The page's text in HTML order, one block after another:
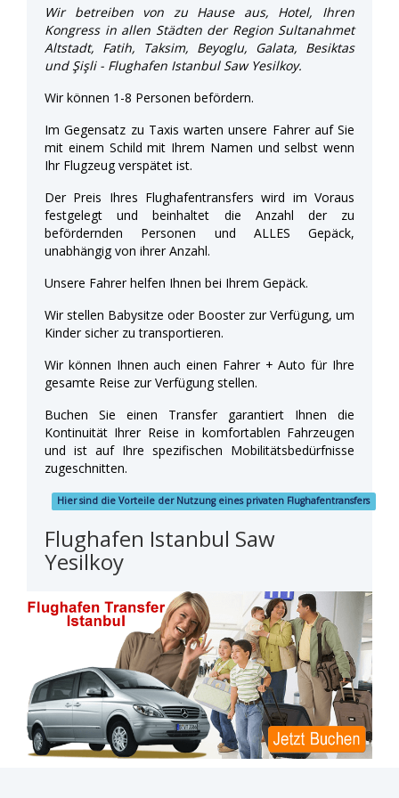
Wir betreiben von zu Hause aus, Hotel, Ihren
Kongress in allen Städten der Region Sultanahmet
Altstadt, Fatih, Taksim, Beyoglu, Galata, Besiktas
und Şişli - Flughafen Istanbul Saw Yesilkoy.
Wir können 1-8 Personen befördern.
Im Gegensatz zu Taxis warten unsere Fahrer auf Sie
mit einem Schild mit Ihrem Namen und selbst wenn
Ihr Flugzeug verspätet ist.
Der Preis Ihres Flughafentransfers wird im Voraus
festgelegt und beinhaltet die Anzahl der zu
befördernden Personen und ALLES Gepäck,
unabhängig von ihrer Anzahl.
Unsere Fahrer helfen Ihnen bei Ihrem Gepäck.
Wir stellen Babysitze oder Booster zur Verfügung, um
Kinder sicher zu transportieren.
Wir können Ihnen auch einen Fahrer + Auto für Ihre
gesamte Reise zur Verfügung stellen.
Buchen Sie einen Transfer garantiert Ihnen die
Kontinuität Ihrer Reise in komfortablen Fahrzeugen
und ist auf Ihre spezifischen Mobilitätsbedürfnisse
zugeschnitten.
Hier sind die Vorteile der Nutzung eines privaten Flughafentransfers
Flughafen Istanbul Saw
Yesilkoy